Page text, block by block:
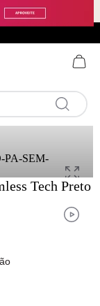
Tech Preto